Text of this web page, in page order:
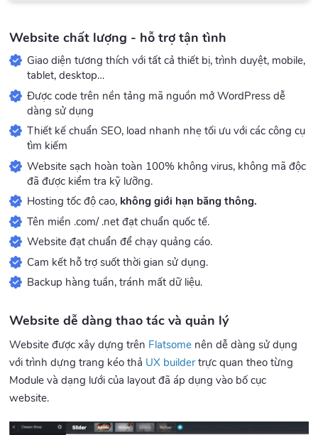
Website chất lượng - hỗ trợ tận tình
Giao diện tương thích với tất cả thiết bị, trình duyệt, mobile,
tablet, desktop…
Được code trên nền tảng mã nguồn mở WordPress dễ
dàng sử dụng
Thiết kế chuẩn SEO, load nhanh nhẹ tối ưu với các công cụ
tìm kiếm
Website sạch hoàn toàn 100% không virus, không mã độc
đã được kiểm tra kỹ lưỡng.
Hosting tốc độ cao, không giới hạn băng thông.
Tên miền .com/ .net đạt chuẩn quốc tế.
Website đạt chuẩn để chạy quảng cáo.
Cam kết hỗ trợ suốt thời gian sử dụng.
Backup hàng tuần, tránh mất dữ liệu.
Website dễ dàng thao tác và quản lý
Website được xây dựng trên Flatsome nên dễ dàng sử dụng
với trình dựng trang kéo thả UX buildertrực quan theo từng
Module và dạng lưới của layout đã áp dụng vào bố cục
website.